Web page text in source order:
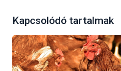
Kapcsolódó tartalmak